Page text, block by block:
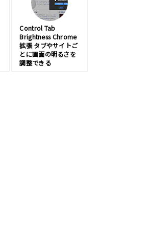
Control Tab
Brightness Chrome
拡張 タブやサイトご
とに画面の明るさを
調整できる